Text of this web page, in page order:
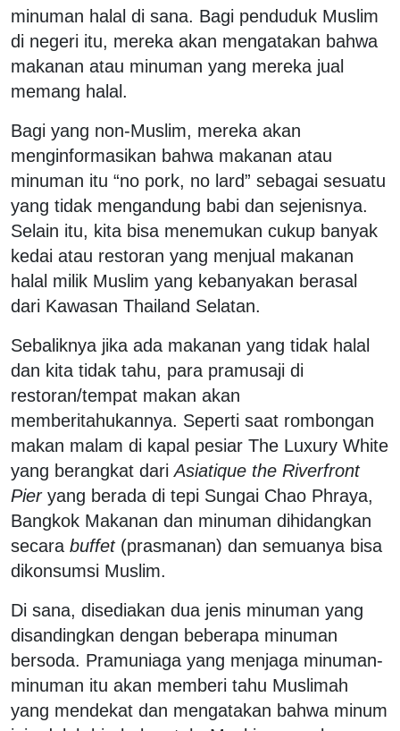
minuman halal di sana. Bagi penduduk Muslim
di negeri itu, mereka akan mengatakan bahwa
makanan atau minuman yang mereka jual
memang halal.
Bagi yang non-Muslim, mereka akan
menginformasikan bahwa makanan atau
minuman itu “no pork, no lard” sebagai sesuatu
yang tidak mengandung babi dan sejenisnya.
Selain itu, kita bisa menemukan cukup banyak
kedai atau restoran yang menjual makanan
halal milik Muslim yang kebanyakan berasal
dari Kawasan Thailand Selatan.
Sebaliknya jika ada makanan yang tidak halal
dan kita tidak tahu, para pramusaji di
restoran/tempat makan akan
memberitahukannya. Seperti saat rombongan
makan malam di kapal pesiar The Luxury White
yang berangkat dariAsiatique the Riverfront
Pieryang berada di tepi Sungai Chao Phraya,
Bangkok Makanan dan minuman dihidangkan
secara buffet(prasmanan) dan semuanya bisa
dikonsumsi Muslim.
Di sana, disediakan dua jenis minuman yang
disandingkan dengan beberapa minuman
bersoda. Pramuniaga yang menjaga minuman-
minuman itu akan memberi tahu Muslimah
yang mendekat dan mengatakan bahwa minum